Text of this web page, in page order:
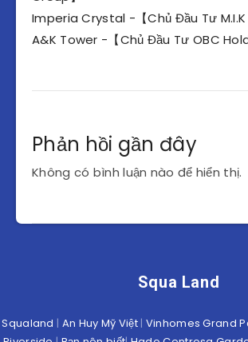
Imperia Crystal -【Chủ Đầu Tư M.I.K
A&K Tower -【Chủ Đầu Tư OBC
Phản hồi gần đây
Không có bình luận nào để hiển thị.
Squa Land
Squaland | An Huy Mỹ Việt | Vinhomes Grand